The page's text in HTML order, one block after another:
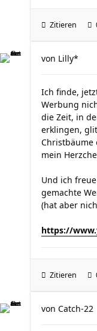
Zitieren
von Lilly*
Ich finde,
Werbung
die Zeit, in
erklingen,
Christbäume
mein
Und ich
gemachte
(hat aber
https://
Zitieren
von Catch-22